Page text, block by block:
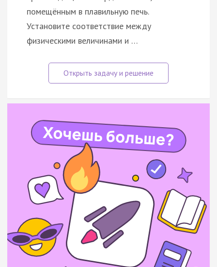
помещённым в плавильную печь.
Установите соответствие между
физическими величинами и …